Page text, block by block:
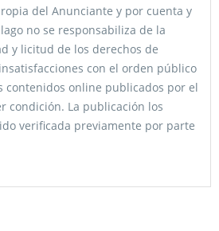
del Anunciante y por cuenta y
no se responsabiliza de la
y licitud de los derechos de
con el orden público
contenidos online publicados por el
condición. La publicación los
verificada previamente por parte